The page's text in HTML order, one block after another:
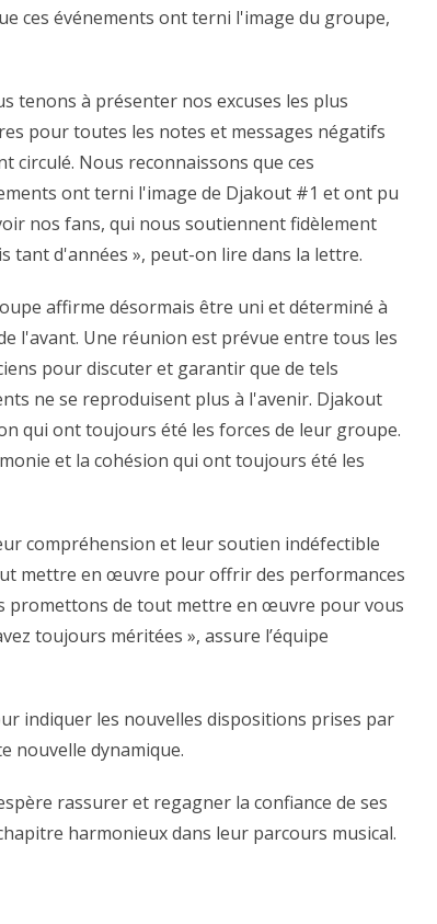
ces événements ont terni l'image du groupe,
tenons à présenter nos excuses les plus
pour toutes les notes et messages négatifs
circulé. Nous reconnaissons que ces
ont terni l'image de Djakout #1 et ont pu
nos fans, qui nous soutiennent fidèlement
tant d'années », peut-on lire dans la lettre.
affirme désormais être uni et déterminé à
l'avant. Une réunion est prévue entre tous les
pour discuter et garantir que de tels
ne se reproduisent plus à l'avenir. Djakout
qui ont toujours été les forces de leur groupe.
et la cohésion qui ont toujours été les
compréhension et leur soutien indéfectible
mettre en œuvre pour offrir des performances
promettons de tout mettre en œuvre pour vous
toujours méritées », assure l’équipe
indiquer les nouvelles dispositions prises par
nouvelle dynamique.
rassurer et regagner la confiance de ses
harmonieux dans leur parcours musical.